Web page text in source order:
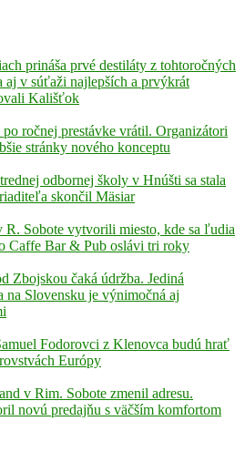
prináša prvé destiláty z tohtoročných
aj v súťaži najlepších a prvýkrát
Kališťok
ročnej prestávke vrátil. Organizátori
stránky nového konceptu
odbornej školy v Hnúšti sa stala
skončil Mäsiar
R. Sobote vytvorili miesto, kde sa ľudia
Caffe Bar & Pub oslávi tri roky
Zbojskou čaká údržba. Jediná
na Slovensku je výnimočná aj
Fodorovci z Klenovca budú hrať
Európy
v Rim. Sobote zmenil adresu.
novú predajňu s väčším komfortom